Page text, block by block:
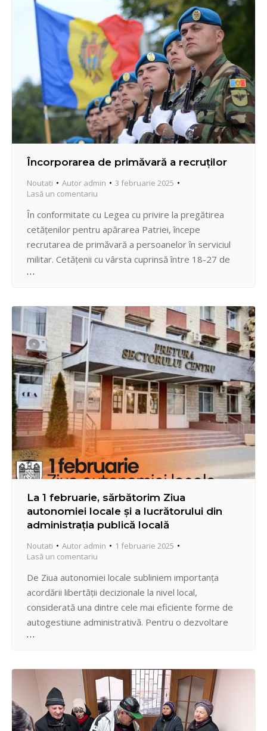
Încorporarea de primăvară a recruților
Noutati Autor admin
3 februarie 2025
Lasă un comentariu
În conformitate cu Legea cu privire la pregătirea
cetăţenilor pentru apărarea Patriei, începe
recrutarea de primăvară a persoanelor în serviciul
militar. Cetățenii cu vârsta cuprinsă între 18-27 de
ani, locuitori ai sectorului Centru, care solicită
chemați să depună cererile motivate în perioada 1
februarie-31 martie 2025. Acte…
La 1 februarie, sărbătorim Ziua
autonomiei locale şi a lucrătorului din
administraţia publică locală
Noutati Autor admin
1 februarie 2025
Lasă un comentariu
De Ziua autonomiei locale subliniem importanța
acordării libertății decizionale la nivel local,
considerată una dintre cele mai eficiente forme de
autogestiune administrativă. Pentru o dezvoltare
durabilă a sectorului Centru și a municipiului Chișinău
principiul fundamental al organizării administrativ-
teritoriale. Cu bucurie și recunoștință adresez
colectivului Preturii sectorului Centru, partenerilor…